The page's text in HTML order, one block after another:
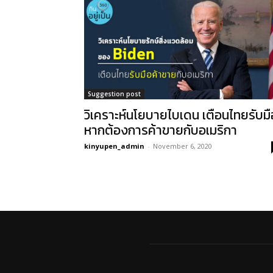
Suggestion post
วิเคราะห์นโยบายไบเดน เตือนไทยรับ
หากต้องการค้าขายกับอเมริกา
kinyupen_admin - November 6, 2020